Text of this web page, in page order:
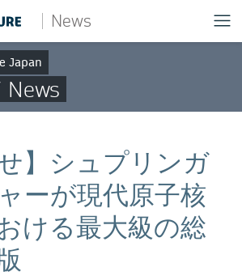
News
Japan
せ】シュプリンガ
ーが現代原子核
ける最大級の総